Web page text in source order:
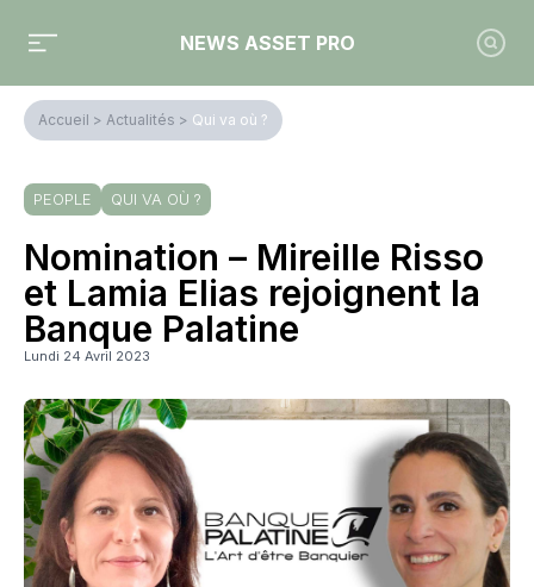
NEWS ASSET PRO
Accueil > Actualités > Qui va où ?
PEOPLE QUI VA OÙ ?
Nomination – Mireille Risso
et Lamia Elias rejoignent la
Banque Palatine
Lundi 24 Avril 2023